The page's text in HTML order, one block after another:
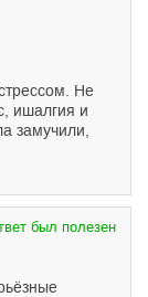
Не
ишалгия и
замучили,
был полезен